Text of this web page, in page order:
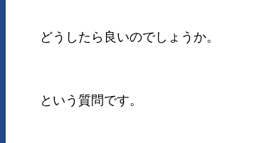
どうしたら良いのでしょうか。
という質問です。